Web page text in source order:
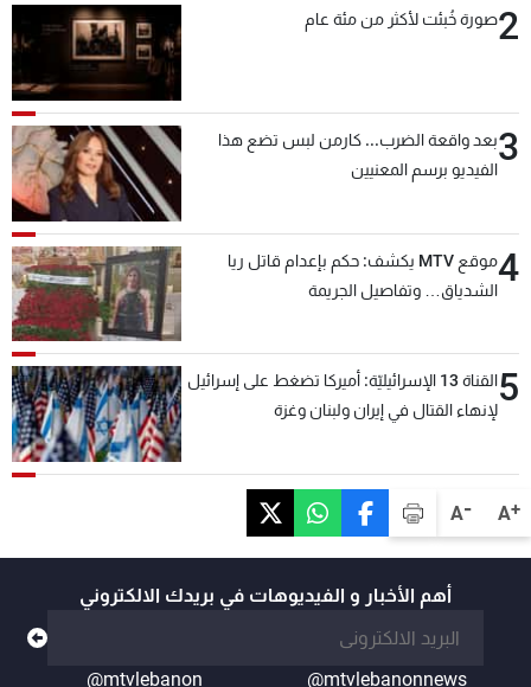
A+
A-
2صورة خُبئت لأكثر من مئة عام
3بعد واقعة الضرب... كارمن لبس تضع هذا
الفيديو برسم المعنيين
4
موقع MTV يكشف: حكم بإعدام قاتل ريا
الشدياق… وتفاصيل الجريمة
5
القناة 13 الإسرائيليّة: أميركا تضغط على إسرائيل
لإنهاء القتال في إيران ولبنان وغزة
أهم الأخبار و الفيديوهات في بريدك الالكتروني
@mtvlebanonnews
@mtvlebanon